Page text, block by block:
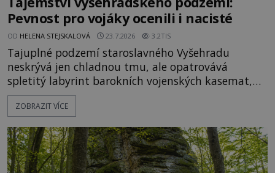
Pevnost pro vojáky ocenili i nacisté
OD HELENA STEJSKALOVÁ 23.7.2026 3.2TIS
Tajuplné podzemí staroslavného Vyšehradu
neskrývá jen chladnou tmu, ale opatrovává
spletitý labyrint barokních vojenských kasemat,
zapomenuté chrámy a vzácné národní poklady.
Hluboko uvnitř mohutné skály nad řekou Vltavou
vyhýbá shonu moderní metropole. Místo, ke
kterému se vážou nejstarší české mýty, ve svých
temných útrobách střeží monumentální
ZOBRAZIT VÍCE